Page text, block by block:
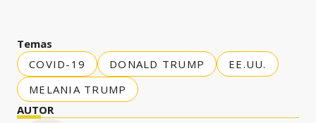
Temas
COVID-19
DONALD TRUMP
EE.UU.
MELANIA TRUMP
AUTOR